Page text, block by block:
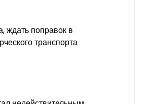
ждать поправок в
транспорта